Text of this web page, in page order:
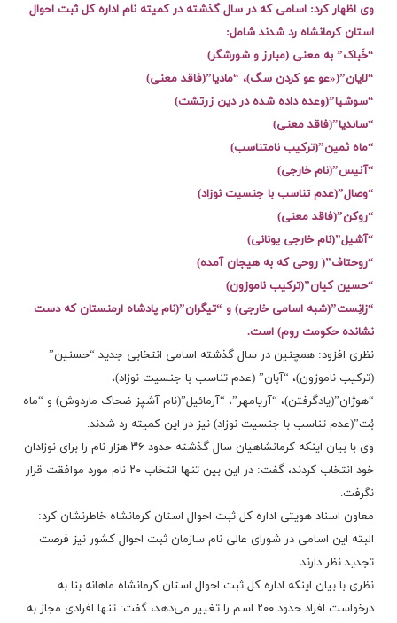
وی اظهار کرد: اسامی که در سال گذشته در کمیته نام اداره کل ثبت احوال
استان کرمانشاه رد شدند شامل:
“خَباک” به معنی (مبارز و شورشگر)
“لایان”(«عو عو کردن سگ)، “مادیا”‌(فاقد معنی)
“سوشیا”(وعده داده شده در دین زرتشت)
“ساندیا”‌(فاقد معنی)
“ماه ثمین”‌(ترکیب نامتناسب)
“آنیس”(نام خارجی)
“وصال”‌(عدم تناسب با جنسیت نوزاد)
“روکن”‌(فاقد معنی)
“آشیل”‌(نام خارجی یونانی)
“روحتاف”( روحی که به هیجان آمده)
“حسین کیان”‌(ترکیب ناموزون)
“زانِست”‌(شبه اسامی خارجی) و “تیگران”‌(نام پادشاه ارمنستان که دست
نشانده حکومت روم) است.
نظری افزود: همچنین در سال گذشته اسامی انتخابی جدید “حسنین”
(ترکیب ناموزون)، “آبان” (عدم تناسب با جنسیت نوزاد)،
“هوژان”(یادگرفتن)، “آریامهر”، “آرمائیل”‌(نام آشپز ضحاک ماردوش) و “ماه
بُت”‌(عدم تناسب با جنسیت نوزاد) نیز در این کمیته رد شدند.
وی با بیان اینکه کرمانشاهیان سال گذشته حدود ۳۶ هزار نام را برای نوزادان
خود انتخاب کردند، گفت: در این بین تنها انتخاب ۲۰ نام مورد موافقت قرار
نگرفت.
معاون اسناد هویتی اداره کل ثبت احوال استان کرمانشاه خاطرنشان کرد:
البته این اسامی در شورای عالی نام سازمان ثبت احوال کشور نیز فرصت
تجدید نظر دارند.
نظری با بیان اینکه اداره کل ثبت احوال استان کرمانشاه ماهانه بنا به
درخواست افراد حدود ۲۰۰ اسم را تغییر می‌دهد، گفت: تنها افرادی مجاز به